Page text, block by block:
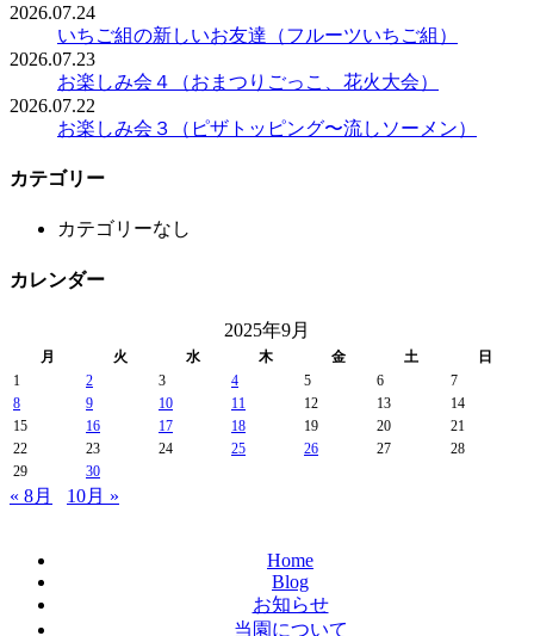
2026.07.24
いちご組の新しいお友達（フルーツいちご組）
2026.07.23
お楽しみ会４（おまつりごっこ、花火大会）
2026.07.22
お楽しみ会３（ピザトッピング〜流しソーメン）
カテゴリー
カテゴリーなし
カレンダー
2025年9月
月 火 水 木 金 土
日
1
2 3 4 5 6
7
8
9 10 11 12 13
14
15
16 17 18 19 20
21
22
23 24 25 26 27
28
29
30
« 8月 10月 »
Home
Blog
お知らせ
当園について